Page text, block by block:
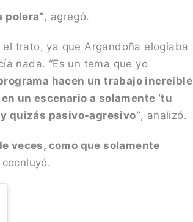
polera”, agregó.
trato, ya que Argandoña elogiaba
nada. “Es un tema que yo
hacen un trabajo increíble
un escenario a solamente ‘tu
quizás pasivo-agresivo”, analizó.
veces, como que solamente
cocnluyó.